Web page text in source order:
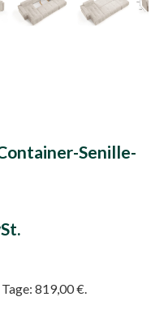
Senille-
819,00€.